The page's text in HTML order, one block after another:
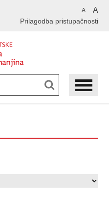
A A
Prilagodba pristupačnosti